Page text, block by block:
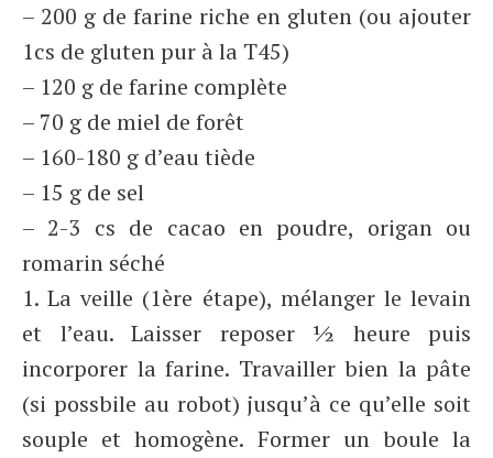
– 200 g de farine riche en gluten (ou ajouter
1cs de gluten pur à la T45)
– 120 g de farine complète
– 70 g de miel de forêt
– 160-180 g d’eau tiède
– 15 g de sel
– 2-3 cs de cacao en poudre, origan ou
romarin séché
1. La veille (1ère étape), mélanger le levain
et l’eau. Laisser reposer ½ heure puis
incorporer la farine. Travailler bien la pâte
(si possbile au robot) jusqu’à ce qu’elle soit
souple et homogène. Former un boule la